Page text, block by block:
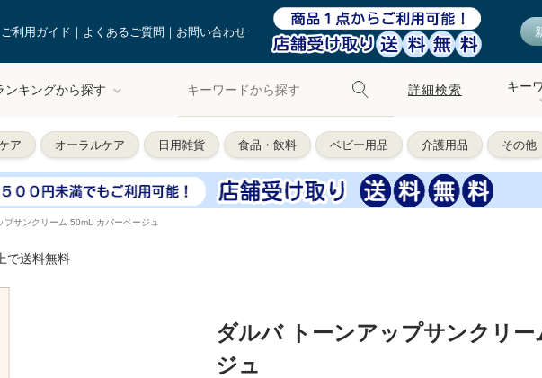
ご利用ガイド よくあるご質問 お問い合わせ
ンキングから探す 詳細検索 キー
ア オーラルケア 日用雑貨 食品・飲料 ベビー用品 介護用品 その他
プサンクリーム 50mL カバーベージュ
で送料無料
ダルバ トーンアップサンクリ
ジュ